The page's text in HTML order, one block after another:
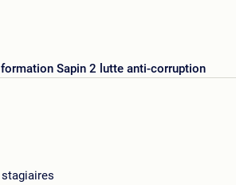
formation Sapin 2 lutte anti-corruption